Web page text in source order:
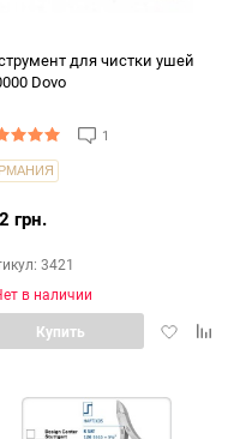
для чистки ушей
Dovo
1
грн.
3421
в наличии
Купить